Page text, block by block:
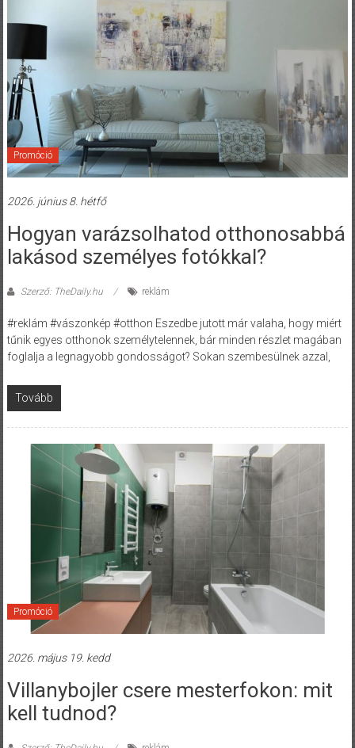
Promóció
2026. június 8. hétfő
Hogyan varázsolhatod otthonosabbá
lakásod személyes fotókkal?
Szerző: TheDaily.hu reklám
#reklám #vászonkép #otthon Eszedbe jutott már valaha, hogy miért
tűnik egyes otthonok személytelennek, bár minden részlet magában
foglalja a legnagyobb gondosságot? Sokan szembesülnek azzal,
Tovább
Promóció
2026. május 19. kedd
Villanybojler csere mesterfokon: mit
kell tudnod?